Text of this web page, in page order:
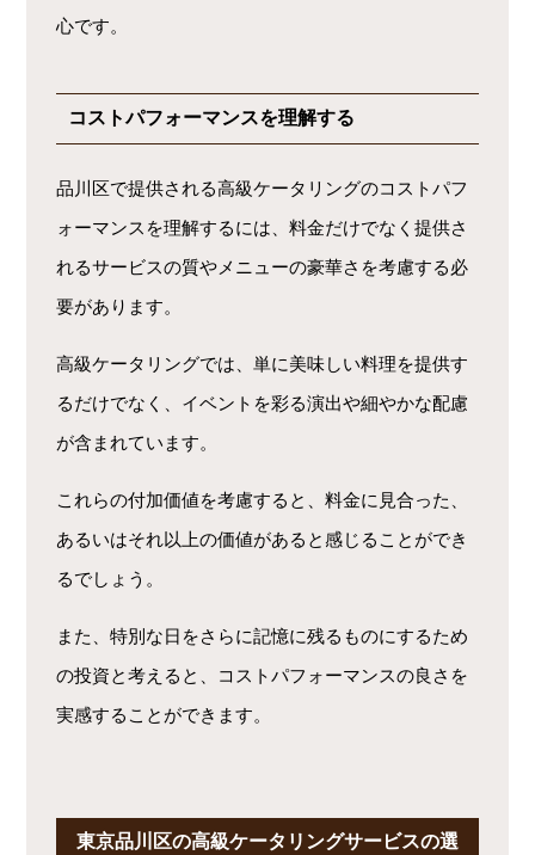
心です。
コストパフォーマンスを理解する
品川区で提供される高級ケータリングのコストパフ
ォーマンスを理解するには、料金だけでなく提供さ
れるサービスの質やメニューの豪華さを考慮する必
要があります。
高級ケータリングでは、単に美味しい料理を提供す
るだけでなく、イベントを彩る演出や細やかな配慮
が含まれています。
これらの付加価値を考慮すると、料金に見合った、
あるいはそれ以上の価値があると感じることができ
るでしょう。
また、特別な日をさらに記憶に残るものにするため
の投資と考えると、コストパフォーマンスの良さを
実感することができます。
東京品川区の高級ケータリングサービスの選